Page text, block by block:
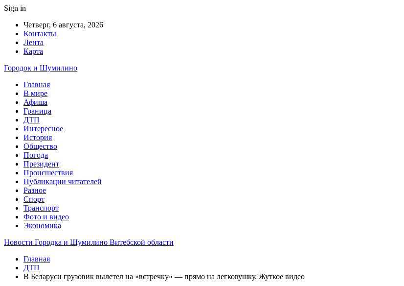
Sign in
Четверг, 6 августа, 2026
Контакты
Лента
Карта
Городок и Шумилино
Главная
В мире
Афиша
Граница
ДТП
Интересное
История
Общество
Погода
Президент
Происшествия
Публикации читателей
Разное
Спорт
Транспорт
Фото и видео
Экономика
Новости Городка и Шумилино Витебской области
Главная
ДТП
В Беларуси грузовик вылетел на «встречку» — прямо на легковушку. Жуткое видео